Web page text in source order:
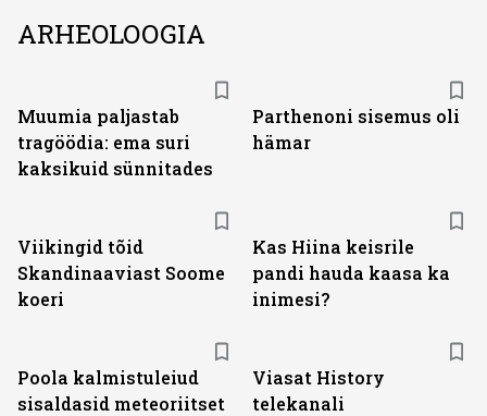
ARHEOLOOGIA
Muumia paljastab
tragöödia: ema suri
kaksikuid sünnitades
Parthenoni sisemus oli
hämar
Viikingid tõid
Skandinaaviast Soome
koeri
Kas Hiina keisrile
pandi hauda kaasa ka
inimesi?
Poola kalmistuleiud
sisaldasid meteoriitset
Viasat History
telekanali